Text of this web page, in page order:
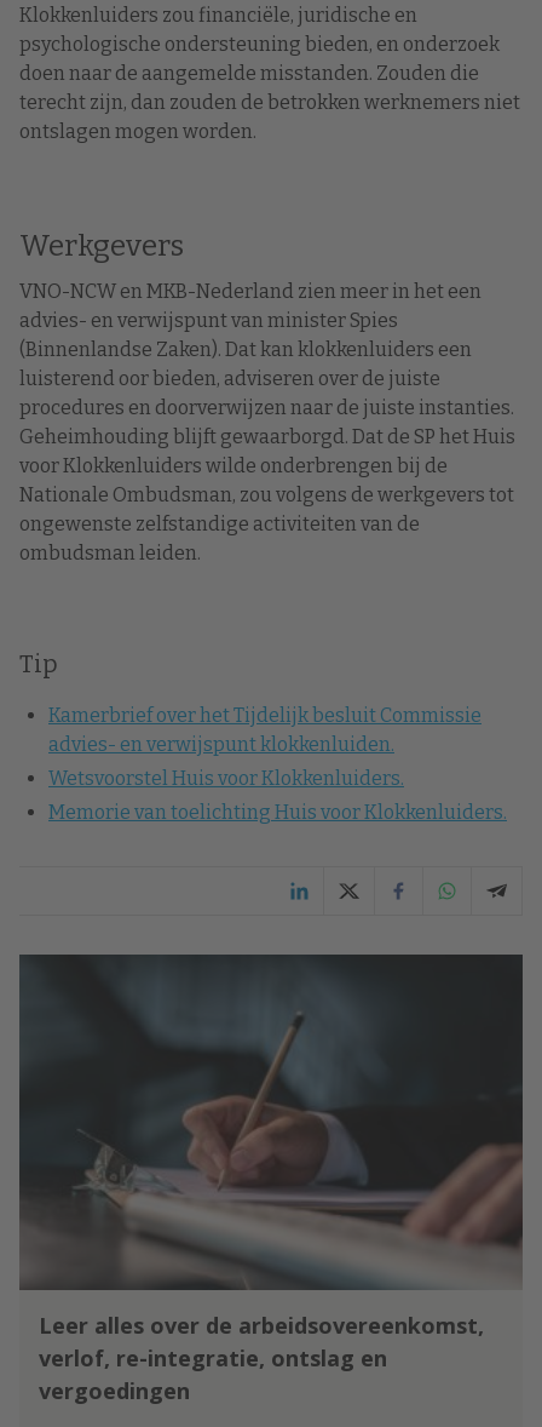
Klokkenluiders zou financiële, juridische en
psychologische ondersteuning bieden, en onderzoek
doen naar de aangemelde misstanden. Zouden die
terecht zijn, dan zouden de betrokken werknemers niet
ontslagen mogen worden.
Werkgevers
VNO-NCW en MKB-Nederland zien meer in het een
advies- en verwijspunt van minister Spies
(Binnenlandse Zaken). Dat kan klokkenluiders een
luisterend oor bieden, adviseren over de juiste
procedures en doorverwijzen naar de juiste instanties.
Geheimhouding blijft gewaarborgd. Dat de SP het Huis
voor Klokkenluiders wilde onderbrengen bij de
Nationale Ombudsman, zou volgens de werkgevers tot
ongewenste zelfstandige activiteiten van de
ombudsman leiden.
Tip
Kamerbrief over het Tijdelijk besluit Commissie
advies- en verwijspunt klokkenluiden.
Wetsvoorstel Huis voor Klokkenluiders.
Memorie van toelichting Huis voor Klokkenluiders.
Leer alles over de arbeidsovereenkomst,
verlof, re-integratie, ontslag en
vergoedingen